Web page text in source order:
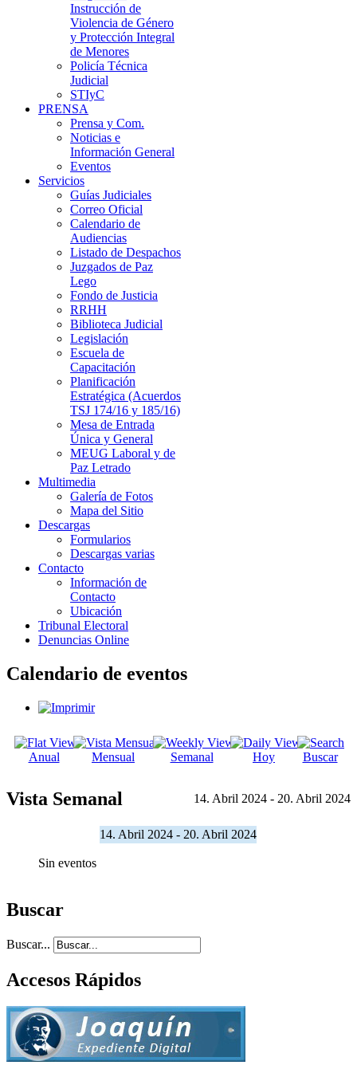
Instrucción de
Violencia de Género
y Protección Integral
de Menores
Policía Técnica
Judicial
STIyC
PRENSA
Prensa y Com.
Noticias e
Información General
Eventos
Servicios
Guías Judiciales
Correo Oficial
Calendario de
Audiencias
Listado de Despachos
Juzgados de Paz
Lego
Fondo de Justicia
RRHH
Biblioteca Judicial
Legislación
Escuela de
Capacitación
Planificación
Estratégica (Acuerdos
TSJ 174/16 y 185/16)
Mesa de Entrada
Única y General
MEUG Laboral y de
Paz Letrado
Multimedia
Galería de Fotos
Mapa del Sitio
Descargas
Formularios
Descargas varias
Contacto
Información de
Contacto
Ubicación
Tribunal Electoral
Denuncias Online
Calendario de eventos
Anual Mensual Semanal Hoy Buscar
Vista Semanal 14. Abril 2024 - 20. Abril 2024
14. Abril 2024 - 20. Abril 2024
Sin eventos
Buscar
Buscar...
Accesos Rápidos